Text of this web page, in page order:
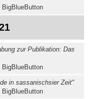
BigBlueButton
zur Publikation: Das
BigBlueButton
in sassanischsier Zeit"
BigBlueButton